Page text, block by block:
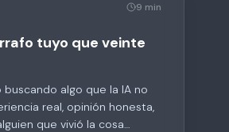
9 min
tuyo que veinte
algo que la IA no
real, opinión honesta,
que vivió la cosa